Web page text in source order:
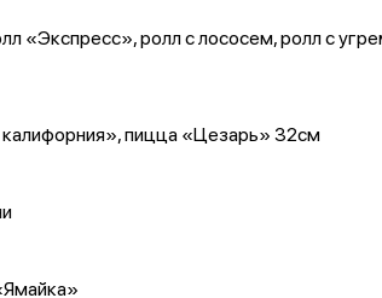
«Экспресс», ролл с лососем, ролл с
пицца «Цезарь» 32см